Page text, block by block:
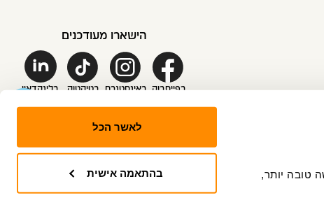
לאשר הכל
בהתאמה אישית
הישארו מעודכנים
בפייסבוק באינסטגרם בטיקטוק בלינקדאין